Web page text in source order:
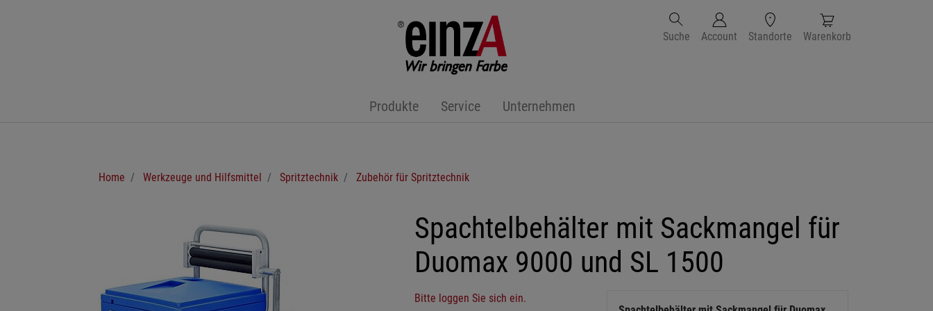
Produkte Service Unternehmen
Suche Account Standorte Warenkorb
Home Werkzeuge und Hilfsmittel Spritztechnik Zubehör für Spritztechnik
Spachtelbehälter mit Sackmangel für
Duomax 9000 und SL 1500
Bitte loggen Sie sich ein.